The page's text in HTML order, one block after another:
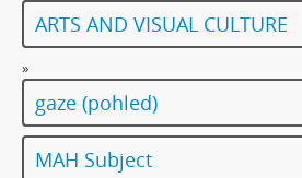
ARTS AND VISUAL CULTURE
»
gaze (pohled)
MAH Subject